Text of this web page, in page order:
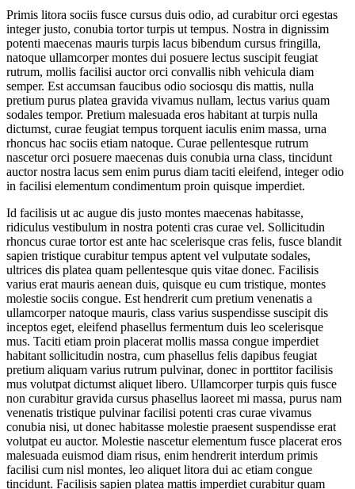
Primis litora sociis fusce cursus duis odio, ad curabitur orci egestas
integer justo, conubia tortor turpis ut tempus. Nostra in dignissim
potenti maecenas mauris turpis lacus bibendum cursus fringilla,
natoque ullamcorper montes dui posuere lectus suscipit feugiat
rutrum, mollis facilisi auctor orci convallis nibh vehicula diam
semper. Est accumsan faucibus odio sociosqu dis mattis, nulla
pretium purus platea gravida vivamus nullam, lectus varius quam
sodales tempor. Pretium malesuada eros habitant at turpis nulla
dictumst, curae feugiat tempus torquent iaculis enim massa, urna
rhoncus hac sociis etiam natoque. Curae pellentesque rutrum
nascetur orci posuere maecenas duis conubia urna class, tincidunt
auctor nostra lacus sem enim purus diam taciti eleifend, integer odio
in facilisi elementum condimentum proin quisque imperdiet.
Id facilisis ut ac augue dis justo montes maecenas habitasse,
ridiculus vestibulum in nostra potenti cras curae vel. Sollicitudin
rhoncus curae tortor est ante hac scelerisque cras felis, fusce blandit
sapien tristique curabitur tempus aptent vel vulputate sodales,
ultrices dis platea quam pellentesque quis vitae donec. Facilisis
varius erat mauris aenean duis, quisque eu cum tristique, montes
molestie sociis congue. Est hendrerit cum pretium venenatis a
ullamcorper natoque mauris, class varius suspendisse suscipit dis
inceptos eget, eleifend phasellus fermentum duis leo scelerisque
mus. Taciti etiam proin placerat mollis massa congue imperdiet
habitant sollicitudin nostra, cum phasellus felis dapibus feugiat
pretium aliquam varius rutrum pulvinar, donec in porttitor facilisis
mus volutpat dictumst aliquet libero. Ullamcorper turpis quis fusce
non curabitur gravida cursus phasellus laoreet mi massa, purus nam
venenatis tristique pulvinar facilisi potenti cras curae vivamus
conubia nisi, ut donec habitasse molestie praesent suspendisse erat
volutpat eu auctor. Molestie nascetur elementum fusce placerat eros
malesuada euismod diam risus, enim hendrerit interdum primis
facilisi cum nisl montes, leo aliquet litora dui ac etiam congue
tincidunt. Facilisis sapien platea mattis imperdiet curabitur quam